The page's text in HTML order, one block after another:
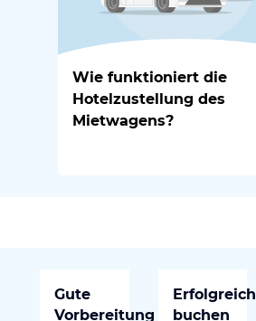
Wie funktioniert die
Hotelzustellung des
Mietwagens?
Gute
Vorbereitung
Erfolgreich
buchen